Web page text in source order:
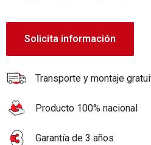
Solicita información
Transporte y montaje
Producto 100% nacional
Garantía de 3 años